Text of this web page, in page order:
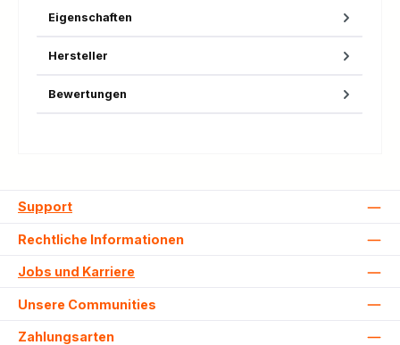
Eigenschaften
Hersteller
Bewertungen
Support
Rechtliche Informationen
Jobs und Karriere
Unsere Communities
Zahlungsarten